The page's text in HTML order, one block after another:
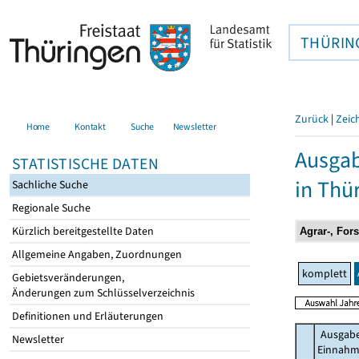
Home Kontakt Suche Newsletter
STATISTISCHE DATEN
Sachliche Suche
Regionale Suche
Kürzlich bereitgestellte Daten
Allgemeine Angaben, Zuordnungen
Gebietsveränderungen,
Änderungen zum Schlüsselverzeichnis
Definitionen und Erläuterungen
Newsletter
Zurück |
in
komplett